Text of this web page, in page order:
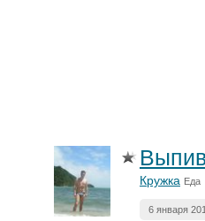
Кружка Еда
6 января